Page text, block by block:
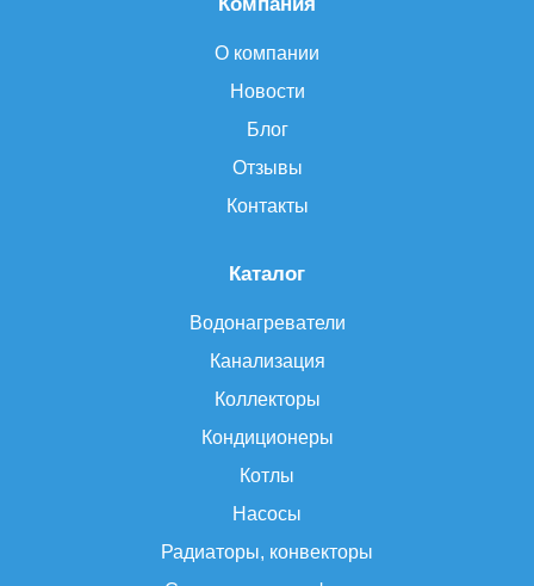
Каталог
Водонагреватели
Канализация
Коллекторы
Кондиционеры
Котлы
Насосы
Радиаторы, конвекторы
О компании
Новости
Блог
Отзывы
Контакты